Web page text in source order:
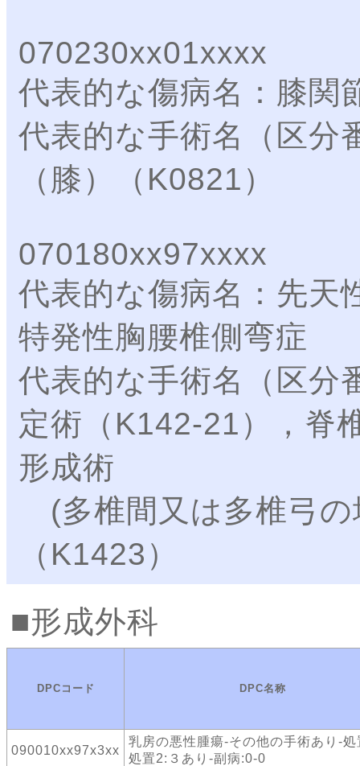
070230xx01xxxx
代表的な傷病名：膝関
代表的な手術名（区分
（膝）（K0821）
070180xx97xxxx
代表的な傷病名：先天
特発性胸腰椎側弯症
代表的な手術名（区分
定術（K142-21），脊
形成術
(多椎間又は多椎弓の
（K1423）
形成外科
DPCコード DPC名称
090010xx97x3xx
乳房の悪性腫瘍-その他の手術あり-
処置2:３あり-副病:0-0